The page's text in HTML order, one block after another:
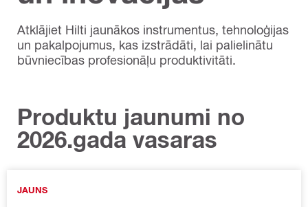
Atklājiet Hilti jaunākos instrumentus, tehnoloģijas
un pakalpojumus, kas izstrādāti, lai palielinātu
būvniecības profesionāļu produktivitāti.
Produktu jaunumi no
2026.gada vasaras
JAUNS